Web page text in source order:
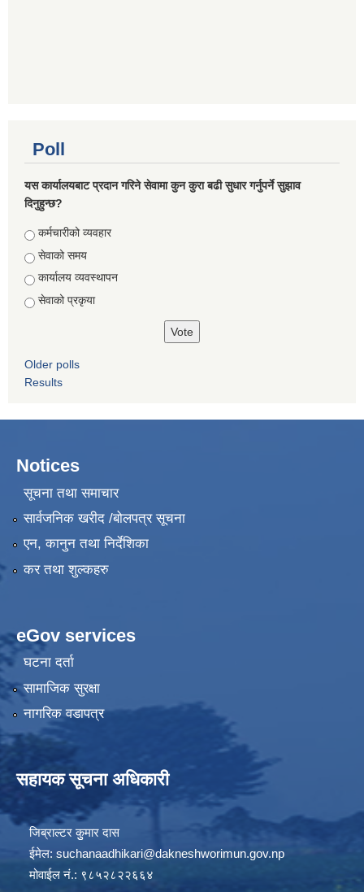
Poll
यस कार्यालयबाट प्रदान गरिने सेवामा कुन कुरा बढी सुधार गर्नुपर्ने सुझाव
दिनुहुन्छ?
Choices
कर्मचारीको व्यवहार
सेवाको समय
कार्यालय व्यवस्थापन
सेवाको प्रकृया
Older polls
Results
Notices
सूचना तथा समाचार
सार्वजनिक खरीद /बोलपत्र सूचना
एन, कानुन तथा निर्देशिका
कर तथा शुल्कहरु
eGov services
घटना दर्ता
सामाजिक सुरक्षा
नागरिक वडापत्र
सहायक सूचना अधिकारी
जिब्राल्टर कुुमार दास
ईमेल: suchanaadhikari@dakneshworimun.gov.np
मोवाईल नं.: ९८५२८२२६६४